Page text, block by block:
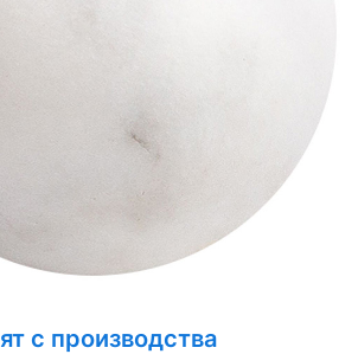
с производства